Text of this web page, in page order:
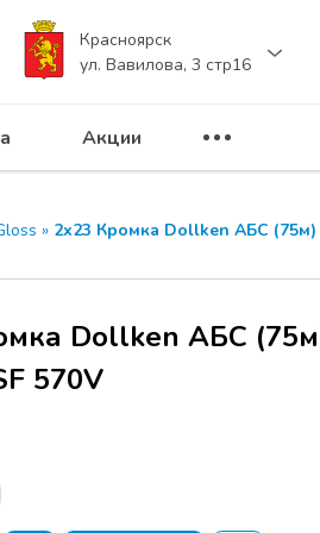
Красноярск
ул. Вавилова, 3 стр16
Акции
» 2х23 Кромка Dollken АБС (75м)
Dollken АБС
570V